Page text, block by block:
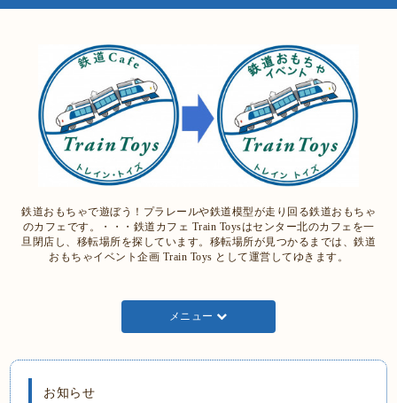
鉄道おもちゃで遊ぼう！プラレールや鉄道模型が走り回る鉄道おもちゃ
のカフェです。・・・鉄道カフェ Train Toysはセンター北のカフェを一
旦閉店し、移転場所を探しています。移転場所が見つかるまでは、鉄道
おもちゃイベント企画 Train Toys として運営してゆきます。
メニュー
お知らせ